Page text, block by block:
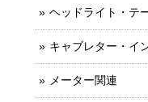
ヘッドライト・テ
キャブレター・イ
メーター関連